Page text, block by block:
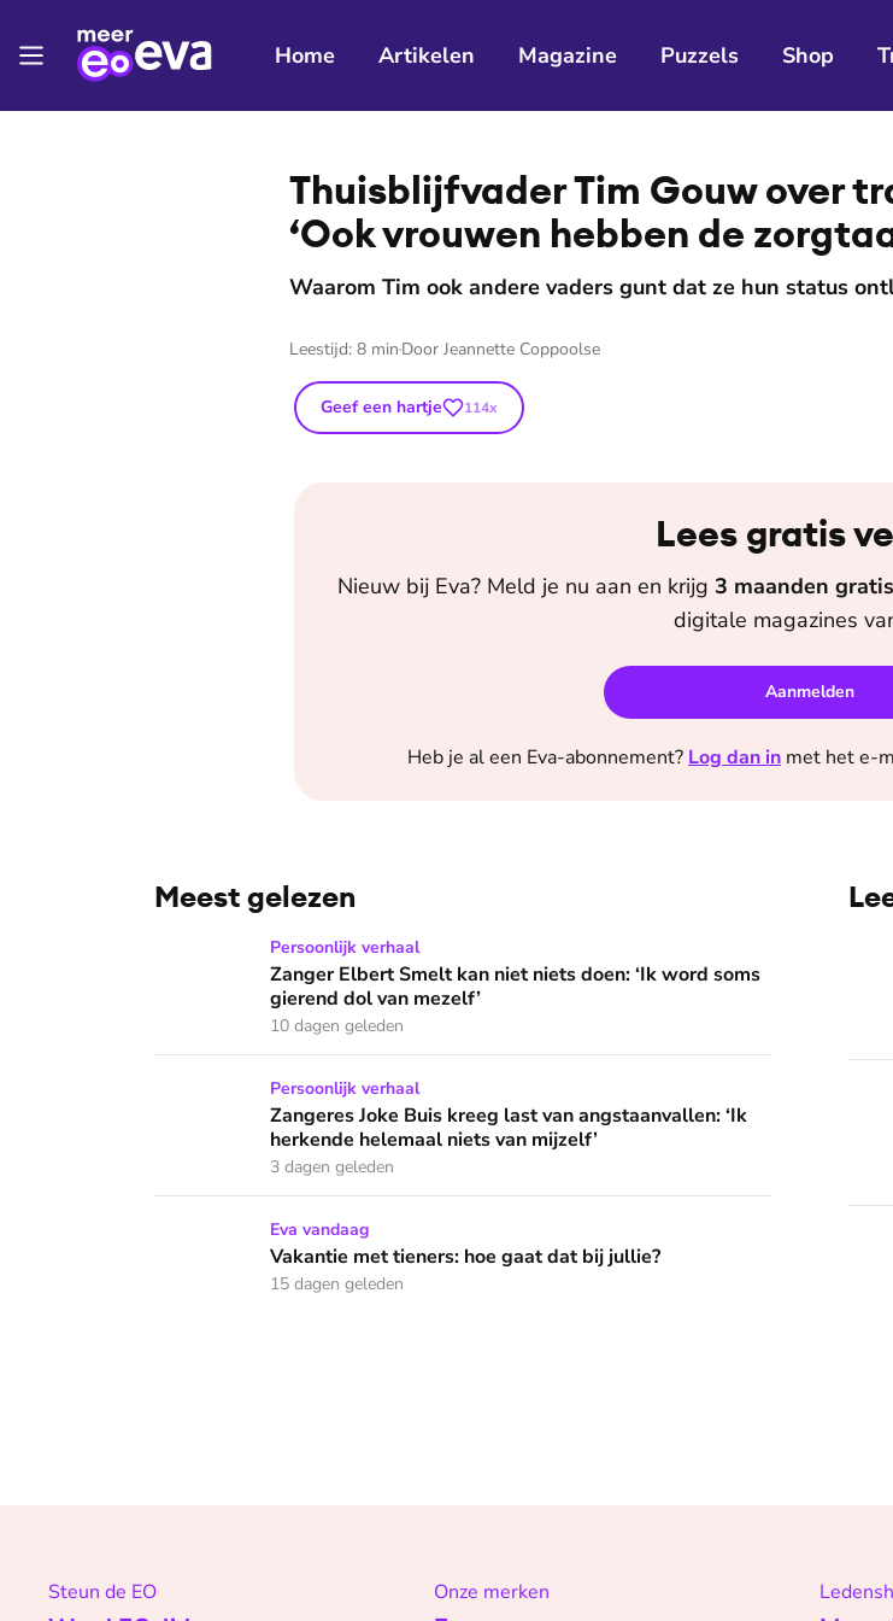
Home Artikelen Magazine Puzzels Shop
Thuis­blijf­va­der Tim Gouw over
‘Ook vrouwen hebben de
Waarom Tim ook andere vaders gunt dat ze hun status
Leestijd: 8 min Door Jeannette Coppoolse
Geef een hartje 114x
Lees gratis
Nieuw bij Eva? Meld je nu aan en krijg 3 maanden gratis
digitale magazines
Aanmelden
Heb je al een Eva-abonnement? Log dan in met het e-
Meest gelezen
Zanger Elbert Smelt kan niet niets doen: ‘Ik word soms gierend dol van mezelf’
Persoonlijk verhaal
Zanger Elbert Smelt kan niet niets doen: ‘Ik word soms
gierend dol van mezelf’
10 dagen geleden
Zangeres Joke Buis kreeg last van angstaanvallen: ‘Ik herkende helemaal niets van
Persoonlijk verhaal
Zangeres Joke Buis kreeg last van angstaanvallen: ‘Ik
herkende helemaal niets van mijzelf’
3 dagen geleden
Vakantie met tieners: hoe gaat dat bij jullie?
Eva vandaag
Vakantie met tieners: hoe gaat dat bij jullie?
15 dagen geleden
Steun de EO Onze merken